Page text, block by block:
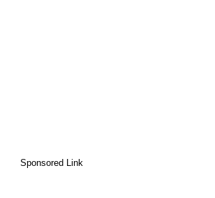
Sponsored Link